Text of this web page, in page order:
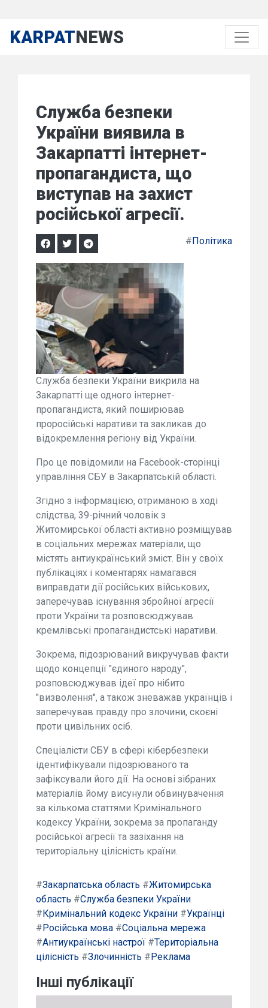
KARPATNEWS
Служба безпеки
України виявила в
Закарпатті інтернет-
пропагандиста, що
виступав на захист
російської агресії.
#Політика
Служба безпеки України викрила на
Закарпатті ще одного інтернет-
пропагандиста, який поширював
проросійські наративи та закликав до
відокремлення регіону від України.
Про це повідомили на Facebook-сторінці
управління СБУ в Закарпатській області.
Згідно з інформацією, отриманою в ході
слідства, 39-річний чоловік з
Житомирської області активно розміщував
в соціальних мережах матеріали, що
містять антиукраїнський зміст. Він у своїх
публікаціях і коментарях намагався
виправдати дії російських військових,
заперечував існування збройної агресії
проти України та розповсюджував
кремлівські пропагандистські наративи.
Зокрема, підозрюваний викручував факти
щодо концепції "єдиного народу",
розповсюджував ідеї про нібито
"визволення", а також зневажав українців і
заперечував правду про злочини, скоєні
проти цивільних осіб.
Спеціалісти СБУ в сфері кібербезпеки
ідентифікували підозрюваного та
зафіксували його дії. На основі зібраних
матеріалів йому висунули обвинувачення
за кількома статтями Кримінального
кодексу України, зокрема за пропаганду
російської агресії та зазіхання на
територіальну цілісність країни.
#Закарпатська область #Житомирська
область #Служба безпеки України
#Кримінальний кодекс України #Українці
#Російська мова #Соціальна мережа
#Антиукраїнські настрої #Територіальна
цілісність #Злочинність #Реклама
Інші публікації